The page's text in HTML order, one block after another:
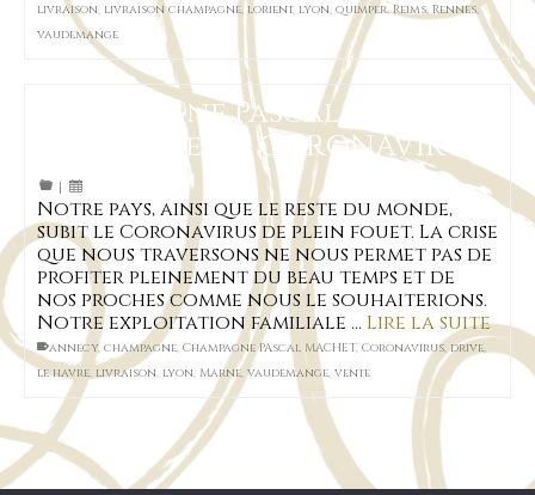
livraison, livraison champagne, lorient, lyon, quimper,Reims,Rennes,
vaudemange
Champagne Pascal MACHET
et la crise du CORONAVIRUS
|
Notre pays, ainsi que le reste du monde,
subit le Coronavirus de plein fouet. La crise
que nous traversons ne nous permet pas de
profiter pleinement du beau temps et de
nos proches comme nous le souhaiterions.
Notre exploitation familiale … Lire la suite
annecy, champagne, Champagne PAscal MACHET, Coronavirus,drive,
le havre, livraison, lyon, Marne, vaudemange, vente